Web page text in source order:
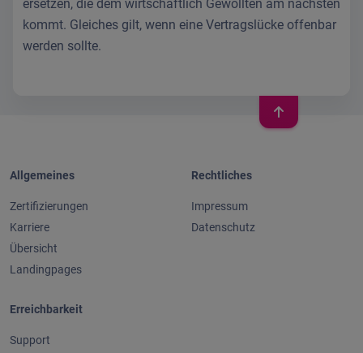
ersetzen, die dem wirtschaftlich Gewollten am nächsten
kommt. Gleiches gilt, wenn eine Vertragslücke offenbar
werden sollte.
Allgemeines
Zertifizierungen
Karriere
Übersicht
Landingpages
Rechtliches
Impressum
Datenschutz
Erreichbarkeit
Support